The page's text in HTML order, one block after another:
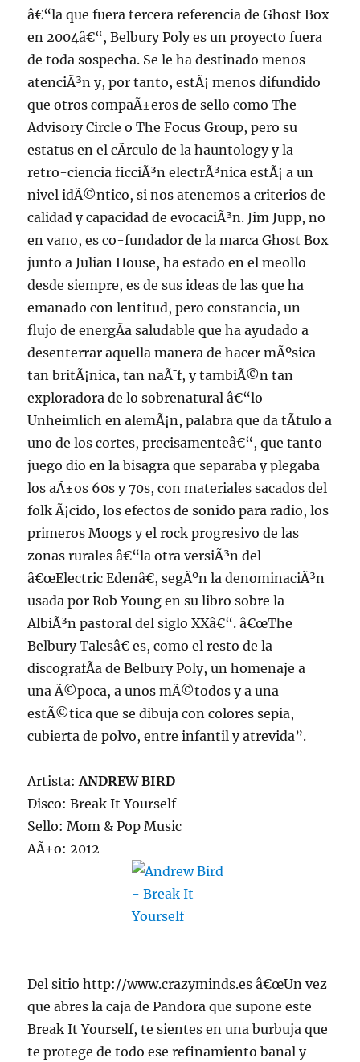
â€“la que fuera tercera referencia de Ghost Box
en 2004â€“, Belbury Poly es un proyecto fuera
de toda sospecha. Se le ha destinado menos
atenciÃ³n y, por tanto, estÃ¡ menos difundido
que otros compaÃ±eros de sello como The
Advisory Circle o The Focus Group, pero su
estatus en el cÃ­rculo de la hauntology y la
retro-ciencia ficciÃ³n electrÃ³nica estÃ¡ a un
nivel idÃ©ntico, si nos atenemos a criterios de
calidad y capacidad de evocaciÃ³n. Jim Jupp, no
en vano, es co-fundador de la marca Ghost Box
junto a Julian House, ha estado en el meollo
desde siempre, es de sus ideas de las que ha
emanado con lentitud, pero constancia, un
flujo de energÃ­a saludable que ha ayudado a
desenterrar aquella manera de hacer mÃºsica
tan britÃ¡nica, tan naÃ¯f, y tambiÃ©n tan
exploradora de lo sobrenatural â€“lo
Unheimlich en alemÃ¡n, palabra que da tÃ­tulo a
uno de los cortes, precisamenteâ€“, que tanto
juego dio en la bisagra que separaba y plegaba
los aÃ±os 60s y 70s, con materiales sacados del
folk Ã¡cido, los efectos de sonido para radio, los
primeros Moogs y el rock progresivo de las
zonas rurales â€“la otra versiÃ³n del
â€œElectric Edenâ€, segÃºn la denominaciÃ³n
usada por Rob Young en su libro sobre la
AlbiÃ³n pastoral del siglo XXâ€“. â€œThe
Belbury Talesâ€ es, como el resto de la
discografÃ­a de Belbury Poly, un homenaje a
una Ã©poca, a unos mÃ©todos y a una
estÃ©tica que se dibuja con colores sepia,
cubierta de polvo, entre infantil y atrevida”.
Artista:ANDREW BIRD
Disco: Break It Yourself
Sello: Mom & Pop Music
AÃ±o: 2012
Del sitio http://www.crazyminds.es â€œUn vez
que abres la caja de Pandora que supone este
Break It Yourself, te sientes en una burbuja que
te protege de todo ese refinamiento banal y